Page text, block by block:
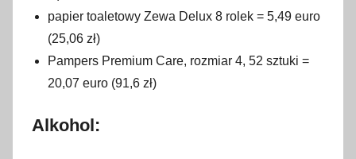
papier toaletowy Zewa Delux 8 rolek = 5,49 euro
(25,06 zł)
Pampers Premium Care, rozmiar 4, 52 sztuki =
20,07 euro (91,6 zł)
Alkohol: